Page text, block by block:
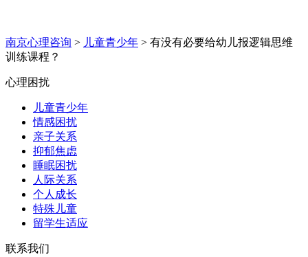
南京心理咨询 > 儿童青少年 > 有没有必要给幼儿报逻辑思维
训练课程？
心理困扰
儿童青少年
情感困扰
亲子关系
抑郁焦虑
睡眠困扰
人际关系
个人成长
特殊儿童
留学生适应
联系我们